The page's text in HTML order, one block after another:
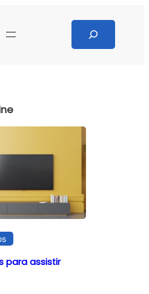
para assistir